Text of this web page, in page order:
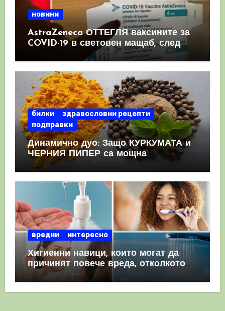
новини
AstraZeneca ОТТЕГЛЯ ваксините за
COVID-19 в световен мащаб, след
като призна, че те причиняват
билки
здравословни рецепти
подправки
Динамично дуо: Защо КУРКУМАТА и
ЧЕРНИЯ ПИПЕР са мощна
комбинация
вредни интересно
Хигиенни навици, които могат да
причинят повече вреда, отколкото
полза